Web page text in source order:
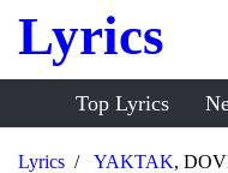
Lyrics
Top Lyrics
Lyrics YAKTAK,